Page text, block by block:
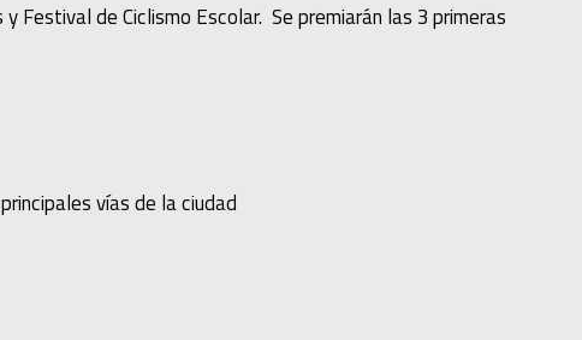
Festival de Ciclismo Escolar. Se premiarán las 3 primeras
vías de la ciudad